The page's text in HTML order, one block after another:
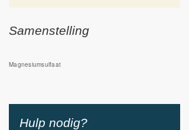
Samenstelling
Magnesiumsulfaat
Hulp nodig?